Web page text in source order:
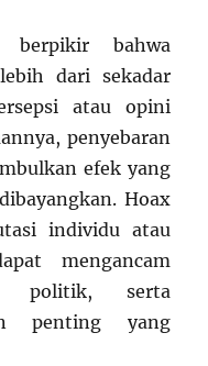
berpikir bahwa
dari sekadar
atau opini
penyebaran
efek yang
Hoax
individu atau
mengancam
politik, serta
penting yang